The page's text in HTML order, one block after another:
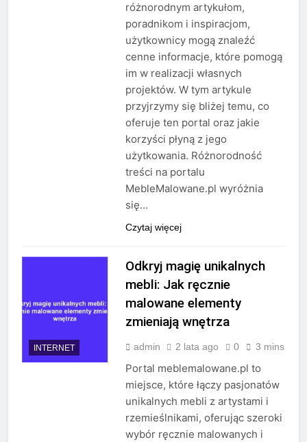
różnorodnym artykułom,
poradnikom i inspiracjom,
użytkownicy mogą znaleźć
cenne informacje, które pomogą
im w realizacji własnych
projektów. W tym artykule
przyjrzymy się bliżej temu, co
oferuje ten portal oraz jakie
korzyści płyną z jego
użytkowania. Różnorodność
treści na portalu
MebleMalowane.pl wyróżnia
się…
Czytaj więcej
INTERNET
Odkryj magię unikalnych
mebli: Jak ręcznie
malowane elementy
zmieniają wnętrza
admin 2 lata ago 0 3 mins
Portal meblemalowane.pl to
miejsce, które łączy pasjonatów
unikalnych mebli z artystami i
rzemieślnikami, oferując szeroki
wybór ręcznie malowanych i